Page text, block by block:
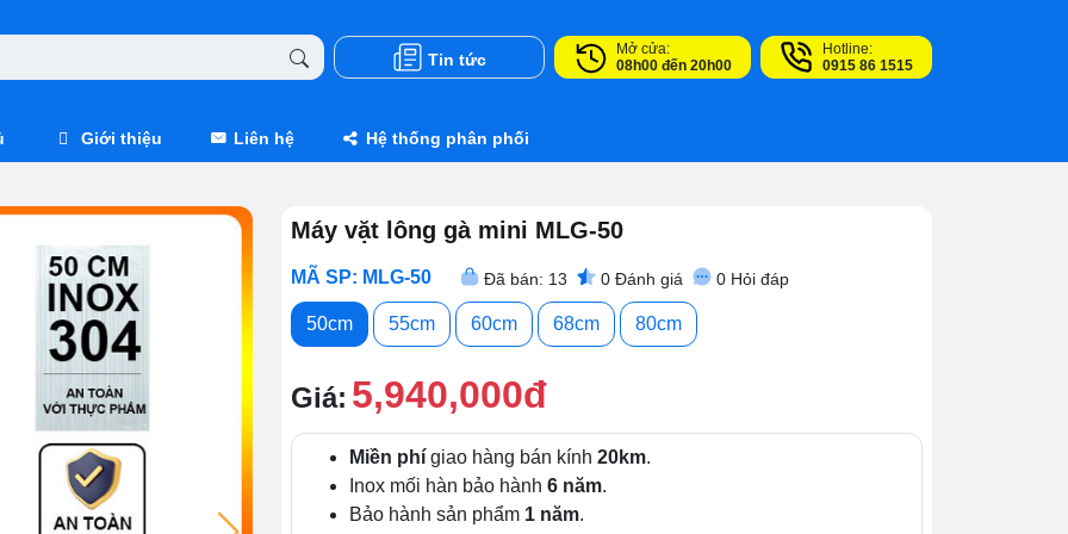
Tin tức
Mở cửa:
08h00 đến 20h00
Hotline:
0915 86 1515
Giới thiệu Liên hệ Hệ thống phân phối
Máy vặt lông gà mini MLG-50
MÃ SP: MLG-50 Đã bán: 13 0 Đánh giá 0 Hỏi đáp
50cm 55cm 60cm 68cm 80cm
Giá: 5,940,000đ
Miền phí giao hàng bán kính 20km.
Inox mối hàn bảo hành 6 năm.
Bảo hành sản phẩm 1 năm.